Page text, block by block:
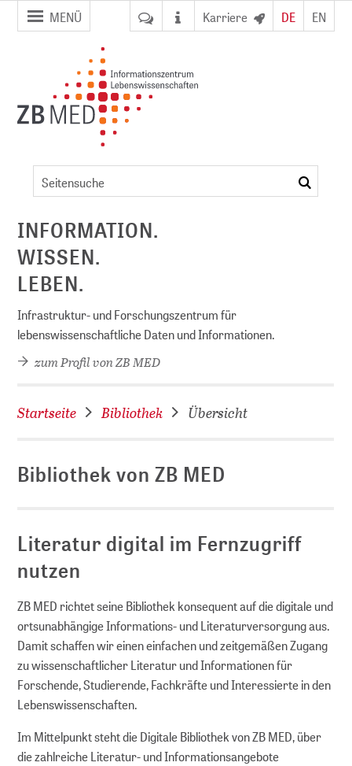
Zur
Seitennavigation
Zum
Inhalt
MENÜ Karriere DE EN
von
ZB MED
suchen
INFORMATION.
WISSEN.
LEBEN.
Infrastruktur- und Forschungszentrum für
lebenswissenschaftliche Daten und Informationen.
zum Profil von ZB MED
Startseite Bibliothek Übersicht
Bibliothek von ZB MED
Literatur digital im Fernzugriff
nutzen
ZB MED richtet seine Bibliothek konsequent auf die digitale und
ortsunabhängige Informations- und Literaturversorgung aus.
Damit schaffen wir einen einfachen und zeitgemäßen Zugang
zu wissenschaftlicher Literatur und Informationen für
Forschende, Studierende, Fachkräfte und Interessierte in den
Lebens­wissen­schaften.
Im Mittelpunkt steht die Digitale Bibliothek von ZB MED, über
die zahlreiche Literatur- und Informationsangebote